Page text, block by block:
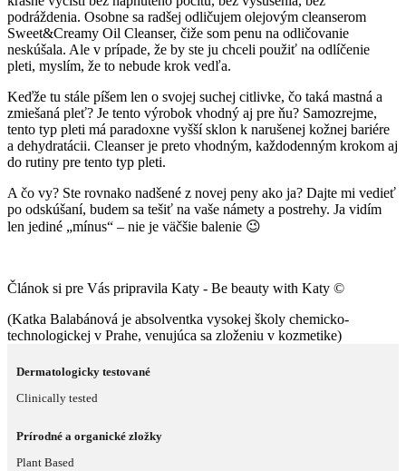
podráždenia. Osobne sa radšej odličujem olejovým cleanserom
Sweet&Creamy Oil Cleanser, čiže som penu na odličovanie
neskúšala. Ale v prípade, že by ste ju chceli použiť na odlíčenie
pleti, myslím, že to nebude krok vedľa.
Keďže tu stále píšem len o svojej suchej citlivke, čo taká mastná a
zmiešaná pleť? Je tento výrobok vhodný aj pre ňu? Samozrejme,
tento typ pleti má paradoxne vyšší sklon k narušenej kožnej bariére
a dehydratácii. Cleanser je preto vhodným, každodenným krokom aj
do rutiny pre tento typ pleti.
A čo vy? Ste rovnako nadšené z novej peny ako ja? Dajte mi vedieť
po odskúšaní, budem sa tešiť na vaše námety a postrehy. Ja vidím
len jediné „mínus“ – nie je väčšie balenie 😉
Článok si pre Vás pripravila Katy - Be beauty with Katy ©
(Katka Balabánová je absolventka vysokej školy chemicko-
technologickej v Prahe, venujúca sa zloženiu v kozmetike)
Dermatologicky testované
Clinically tested
Prírodné a organické zložky
Plant Based